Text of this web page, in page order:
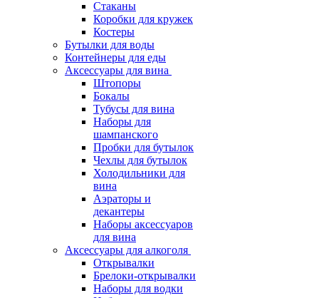
Стаканы
Коробки для кружек
Костеры
Бутылки для воды
Контейнеры для еды
Аксессуары для вина
Штопоры
Бокалы
Тубусы для вина
Наборы для
шампанского
Пробки для бутылок
Чехлы для бутылок
Холодильники для
вина
Аэраторы и
декантеры
Наборы аксессуаров
для вина
Аксессуары для алкоголя
Открывалки
Брелоки-открывалки
Наборы для водки